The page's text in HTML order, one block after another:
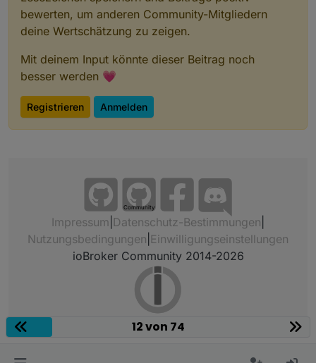
Leider läuft die Modbus-Verbindung aktuell instabil,
ab und an Timeouts oder fehlerhafte CRC. Ich
finde im Installationshanbuch nix zu Thema
Busterminierung. Seltsam…
bewerten, um anderen Community-Mitgliedern
deine Wertschätzung zu zeigen.
Mit deinem Input könnte dieser Beitrag noch
besser werden 💗
Registrieren Anmelden
Community
Impressum Datenschutz-Bestimmungen
Nutzungsbedingungen Einwilligungseinstellungen
ioBroker Community 2014-2026
12 von 74